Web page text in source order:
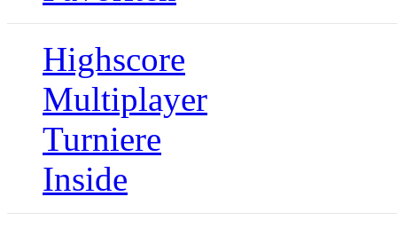
Highscore
Multiplayer
Turniere
Inside